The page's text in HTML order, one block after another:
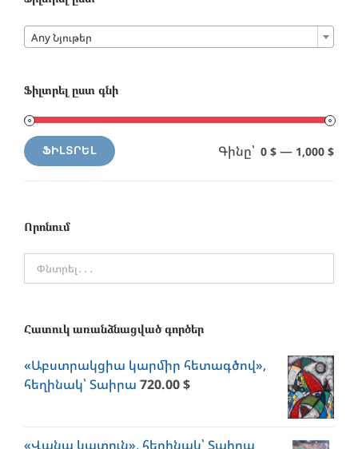
Any Նյութեր
Ֆիլտրել ըստ գնի
Min
MaxՖԻԼՏՐԵԼ Գինը՝ 0 $ — 1,000 $
Որոնում
Հատուկ առանձնացված գործեր
«Աբստրակցիա կարմիր հետագծով»,
հեղինակ՝ Տաիրա 720.00$
«Վանա կատուն», հեղինակ՝ Տաիրա